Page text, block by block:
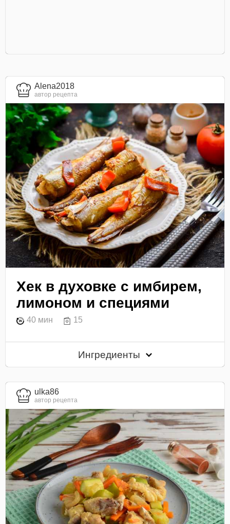
Alena2018
автор рецепта
Хек в духовке с имбирем,
лимоном и специями
40 мин 15
Ингредиенты
ulka86
автор рецепта